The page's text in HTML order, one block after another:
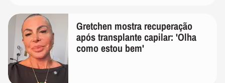
Gretchen mostra recuperação
após transplante capilar: 'Olha
como estou bem'